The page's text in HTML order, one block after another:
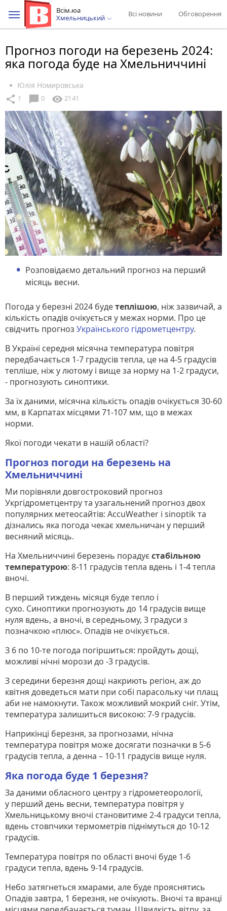
Всім.юа
Хмельницький
Всі новини Обговорення
Прогноз погоди на березень 2024:
яка погода буде на Хмельниччині
Юлія Номировська
share 1 chat_bubble 0 visibility 2141
Розповідаємо детальний прогноз на перший
місяць весни.
Погода у березні 2024 будетеплішою, ніж зазвичай, а
кількість опадів очікується у межах норми. Про це
свідчить прогноз Українського гідрометцентру.
В Україні середня місячна температура повітря
передбачається 1-7 градусів тепла, це на 4-5 градусів
тепліше, ніж у лютому і вище за норму на 1-2 градуси,
- прогнозують синоптики.
За їх даними, місячна кількість опадів очікується 30-60
мм, в Карпатах місцями 71-107 мм, що в межах
норми.
Якої погоди чекати в нашій області?
Прогноз погоди на березень на
Хмельниччині
Ми порівняли довгостроковий прогноз
Укргідрометцентру та узагальнений прогноз двох
популярних метеосайтів: AccuWeather і sinoptik та
дізнались яка погода чекає хмельничан у перший
весняний місяць.
На Хмельниччині березень порадуєстабільною
температурою: 8-11 градусів тепла вдень і 1-4 тепла
вночі.
В перший тиждень місяця буде тепло і
сухо. Синоптики прогнозують до 14 градусів вище
нуля вдень, а вночі, в середньому, 3 градуси з
позначкою «плюс». Опадів не очікується.
З 6 по 10-те погода погіршиться: пройдуть дощі,
можливі нічні морози до -3 градусів.
З середини березня дощі накриють регіон, аж до
квітня доведеться мати при собі парасольку чи плащ
аби не намокнути. Також можливий мокрий сніг. Утім,
температура залишиться високою: 7-9 градусів.
Наприкінці березня, за прогнозами, нічна
температура повітря може досягати позначки в 5-6
градусів тепла, а денна – 10-11 градусів вище нуля.
Яка погода буде 1 березня?
За даними обласного центру з гідрометеорології,
у перший день весни, температура повітря у
Хмельницькому вночі становитиме 2-4 градуси тепла,
вдень стовпчики термометрів піднімуться до 10-12
градусів.
Температура повітря по області вночі буде 1-6
градуси тепла, вдень 9-14 градусів.
Небо затягнеться хмарами, але буде прояснятись
Опадів завтра, 1 березня, не очікують. Вночі та вранці